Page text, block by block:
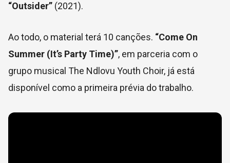
“Outsider” (2021).
Ao todo, o material terá 10 canções. “Come On
Summer (It’s Party Time)”, em parceria com o
grupo musical The Ndlovu Youth Choir, já está
disponível como a primeira prévia do trabalho.